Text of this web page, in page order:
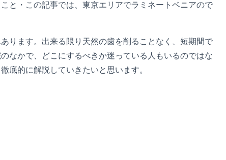
と・この記事では、東京エリアでラミネートベニアので
ります。出来る限り天然の歯を削ることなく、短期間で
なかで、どこにするべきか迷っている人もいるのではな
底的に解説していきたいと思います。